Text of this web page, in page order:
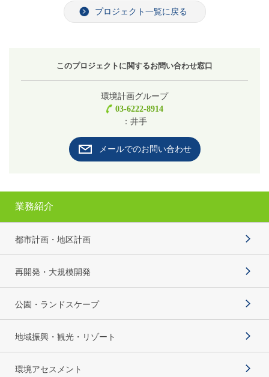
プロジェクト一覧に戻る
このプロジェクトに関するお問い合わせ窓口
環境計画グループ
03-6222-8914
：井手
メールでのお問い合わせ
業務紹介
都市計画・地区計画
再開発・大規模開発
公園・ランドスケープ
地域振興・観光・リゾート
環境アセスメント